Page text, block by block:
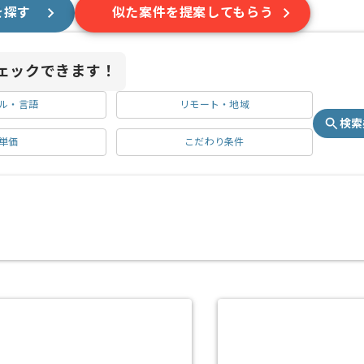
す 似た案件を提案してもらう
ックできます！
・言語 リモート・地域
単価 こだわり条件
検